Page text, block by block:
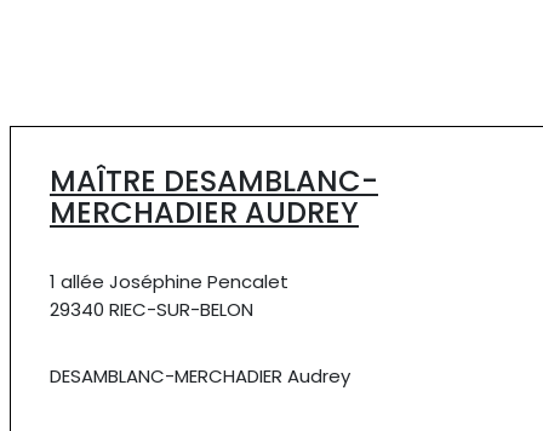
MAÎTRE DESAMBLANC-
MERCHADIER AUDREY
1 allée Joséphine Pencalet
29340 RIEC-SUR-BELON
DESAMBLANC-MERCHADIER Audrey